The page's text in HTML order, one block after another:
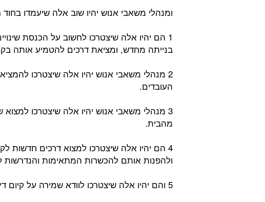
ומנהלי משאבי אנוש יהיו שוב אלה שיעמדו
1 הם יהיו אלה שיצטרכו לחשוב על הכנסת
בנייתה מחדש, ומציאת דרכים להטמיע אותה
2 מנהלי משאבי אנוש יהיו אלה שיצטרכו
העובדים.
3 מנהלי משאבי אנוש יהיו אלה שיצטרכו
מהבית.
4 הם יהיו אלה שיצטרכו למצוא דרכים חדשות
ולהפנות אותם להכשרות המתאימות והנדרשות
5 והם יהיו אלה שיצטרכו לוודא שמירה על קיום דיני עבודה גם בעבודה מהבית ועוד.